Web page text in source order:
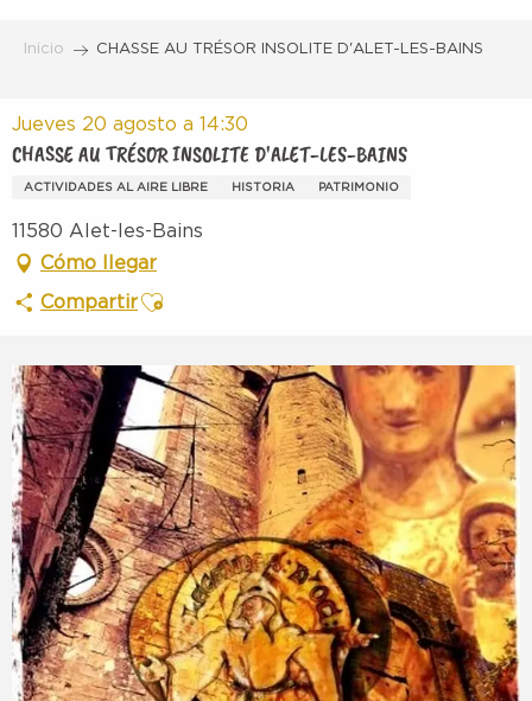
Inicio CHASSE AU TRÉSOR INSOLITE D'ALET-LES-BAINS
Jueves 20 agosto a 14:30
CHASSE AU TRÉSOR INSOLITE D'ALET-LES-BAINS
ACTIVIDADES AL AIRE LIBRE HISTORIA PATRIMONIO
11580 Alet-les-Bains
Cómo llegar
CompartirAjouter aux favoris